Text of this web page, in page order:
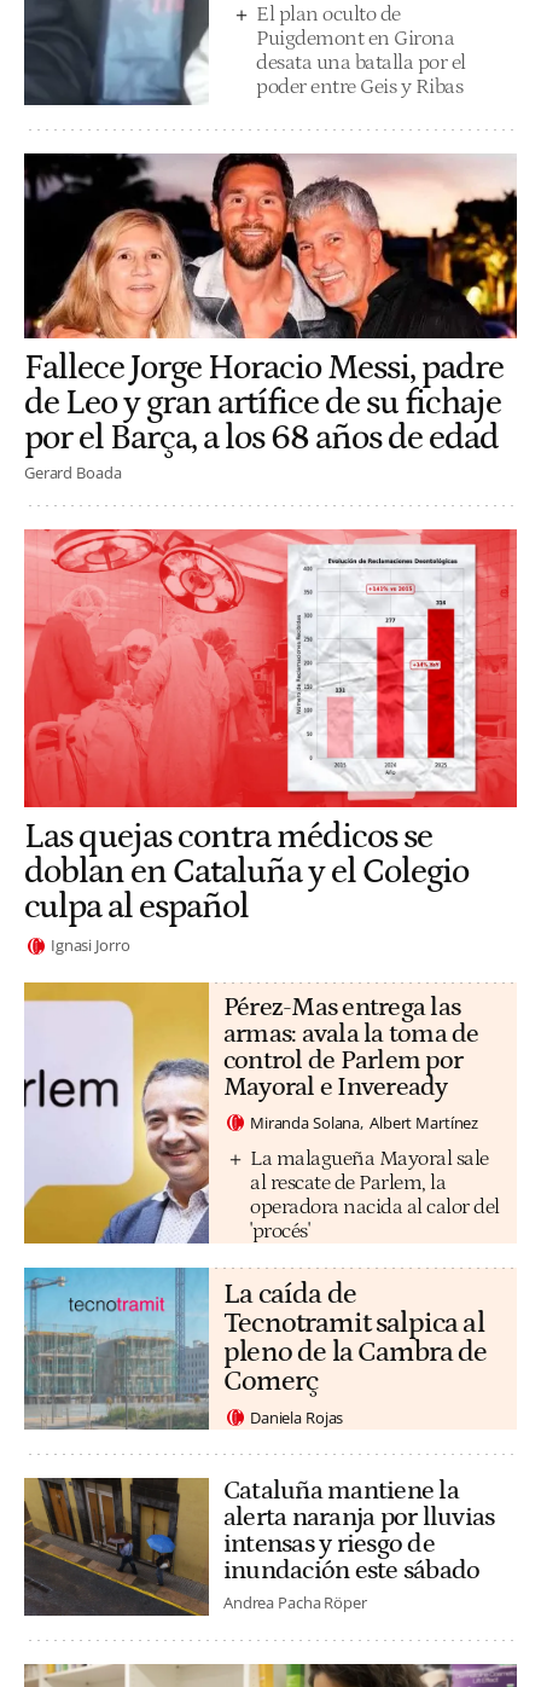
El plan oculto de
Puigdemont en Girona
desata una batalla por el
poder entre Geis y Ribas
Fallece Jorge Horacio Messi, padre
de Leo y gran artífice de su fichaje
por el Barça, a los 68 años de edad
Gerard Boada
Las quejas contra médicos se
doblan en Cataluña y el Colegio
culpa al español
Ignasi Jorro
Pérez-Mas entrega las
armas: avala la toma de
control de Parlem por
Mayoral e Inveready
Miranda Solana Albert Martínez
La malagueña Mayoral sale
al rescate de Parlem, la
operadora nacida al calor del
'procés'
La caída de
Tecnotramit salpica al
pleno de la Cambra de
Comerç
Daniela Rojas
Cataluña mantiene la
alerta naranja por lluvias
intensas y riesgo de
inundación este sábado
Andrea Pacha Röper